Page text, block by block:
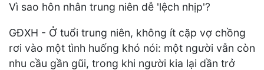
Vì sao hôn nhân trung niên dễ 'lệch nhịp'?
GĐXH - Ở tuổi trung niên, không ít cặp vợ chồng
rơi vào một tình huống khó nói: một người vẫn còn
nhu cầu gần gũi, trong khi người kia lại dần trở